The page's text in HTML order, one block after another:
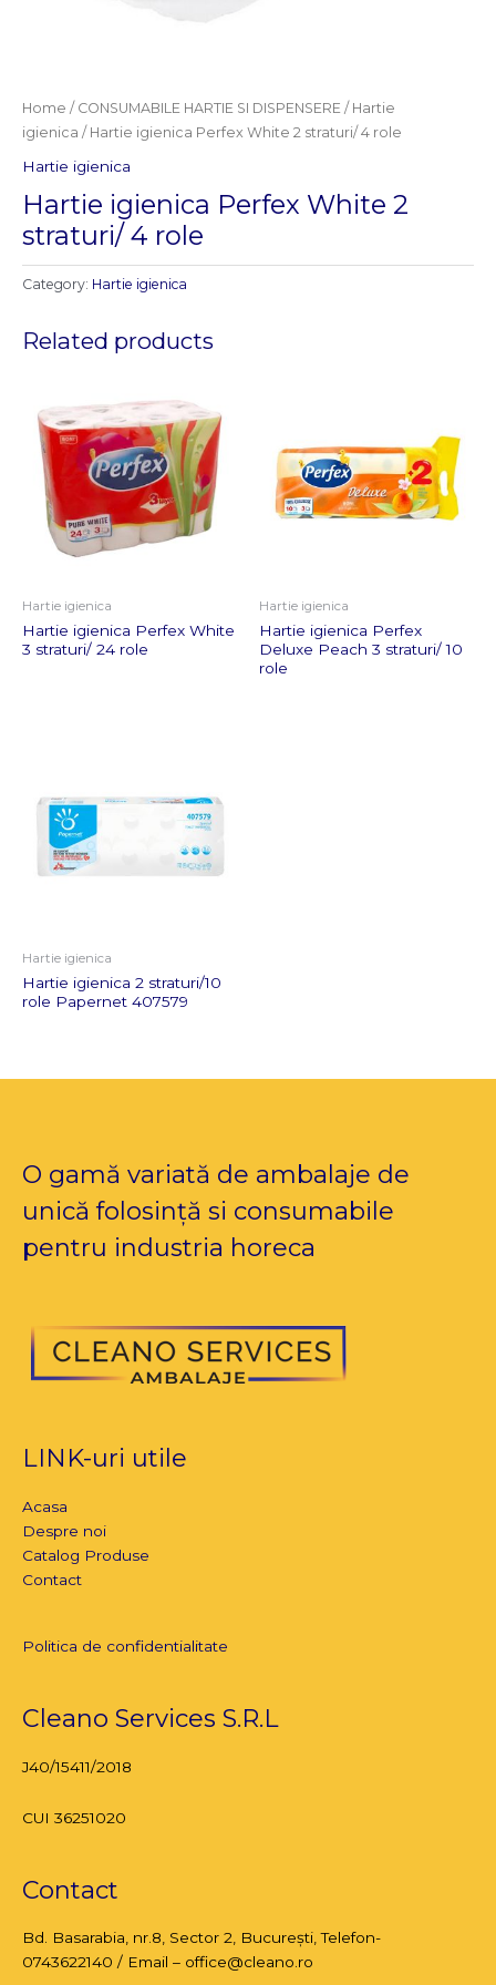
Home / CONSUMABILE HARTIE SI DISPENSERE / Hartie
igienica / Hartie igienica Perfex White 2 straturi/ 4 role
Hartie igienica
Hartie igienica Perfex White 2
straturi/ 4 role
Category: Hartie igienica
Related products
Hartie igienica
Hartie igienica Perfex White
3 straturi/ 24 role
Hartie igienica
Hartie igienica Perfex
Deluxe Peach 3 straturi/ 10
role
Hartie igienica
Hartie igienica 2 straturi/10
role Papernet 407579
O gamă variată de ambalaje de
unică folosință si consumabile
pentru industria horeca
LINK-uri utile
Acasa
Despre noi
Catalog Produse
Contact
Politica de confidentialitate
Cleano Services S.R.L
J40/15411/2018
CUI 36251020
Contact
Bd. Basarabia, nr.8, Sector 2, București, Telefon-
0743622140 / Email – office@cleano.ro